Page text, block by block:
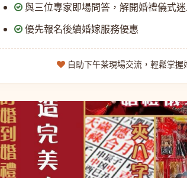
與三位專家即場問答，解開婚禮儀式
優先報名後續婚嫁服務優惠
自助下午茶現場交流，輕鬆掌握